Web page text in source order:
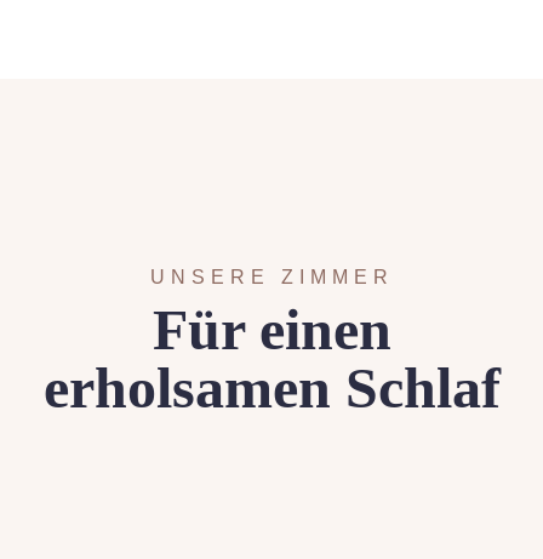
UNSERE ZIMMER
Für einen
erholsamen Schlaf